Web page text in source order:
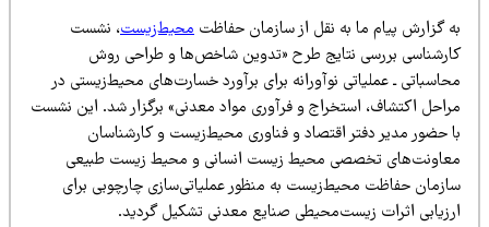
گزارش پیام ما به نقل از سازمان حفاظتمحیط‌زیست، نشست
بررسی نتایج طرح «تدوین شاخص‌ها و طراحی روش
ـ عملیاتی نوآورانه برای برآورد خسارت‌های محیط‌زیستی در
اکتشاف، استخراج و فرآوری مواد معدنی» برگزار شد. این نشست
حضور مدیر دفتر اقتصاد و فناوری محیط‌زیست و کارشناسان
تخصصی محیط زیست انسانی و محیط زیست طبیعی
حفاظت محیط‌زیست به منظور عملیاتی‌سازی چارچوبی برای
اثرات زیست‌محیطی صنایع معدنی تشکیل گردید.